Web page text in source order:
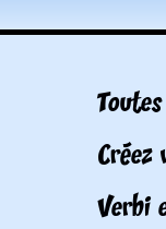
Créez
Verbi